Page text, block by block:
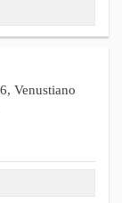
Venustiano